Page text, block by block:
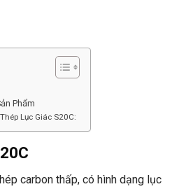
Phẩm
Lục Giác S20C:
carbon thấp, có hình dạng lục